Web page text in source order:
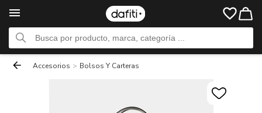
Accesorios > Bolsos Y Carteras